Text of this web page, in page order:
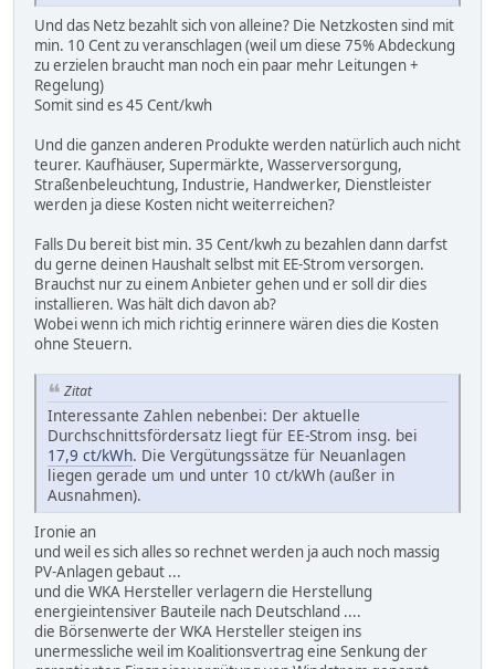
Und das Netz bezahlt sich von alleine? Die Netzkosten sind mit
min. 10 Cent zu veranschlagen (weil um diese 75% Abdeckung
zu erzielen braucht man noch ein paar mehr Leitungen +
Regelung)
Somit sind es 45 Cent/kwh
Und die ganzen anderen Produkte werden natürlich auch nicht
teurer. Kaufhäuser, Supermärkte, Wasserversorgung,
Straßenbeleuchtung, Industrie, Handwerker, Dienstleister
werden ja diese Kosten nicht weiterreichen?
Falls Du bereit bist min. 35 Cent/kwh zu bezahlen dann darfst
du gerne deinen Haushalt selbst mit EE-Strom versorgen.
Brauchst nur zu einem Anbieter gehen und er soll dir dies
installieren. Was hält dich davon ab?
Wobei wenn ich mich richtig erinnere wären dies die Kosten
ohne Steuern.
Zitat
Interessante Zahlen nebenbei: Der aktuelle
Durchschnittsfördersatz liegt für EE-Strom insg. bei
17,9 ct/kWh. Die Vergütungssätze für Neuanlagen
liegen gerade um und unter 10 ct/kWh (außer in
Ausnahmen).
Ironie an
und weil es sich alles so rechnet werden ja auch noch massig
PV-Anlagen gebaut ...
und die WKA Hersteller verlagern die Herstellung
energieintensiver Bauteile nach Deutschland ....
die Börsenwerte der WKA Hersteller steigen ins
unermessliche weil im Koalitionsvertrag eine Senkung der